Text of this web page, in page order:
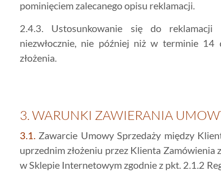
pominięciem zalecanego opisu reklamacji.
2.4.3. Ustosunkowanie się do reklamacji
niezwłocznie, nie później niż w terminie
złożenia.
3.WARUNKI ZAWIERANIA
3.1.
Zawarcie Umowy Sprzedaży między
uprzednim złożeniu przez Klienta Zamówienia
w Sklepie Internetowym zgodnie z pkt. 2.1.2